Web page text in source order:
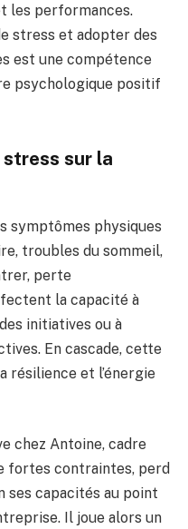
les performances.
stress et adopter des
est une compétence
psychologique positif
sur la
symptômes physiques
troubles du sommeil,
perte
la capacité à
initiatives ou à
En cascade, cette
résilience et l’énergie
chez Antoine, cadre
fortes contraintes, perd
ses capacités au point
Il joue alors un